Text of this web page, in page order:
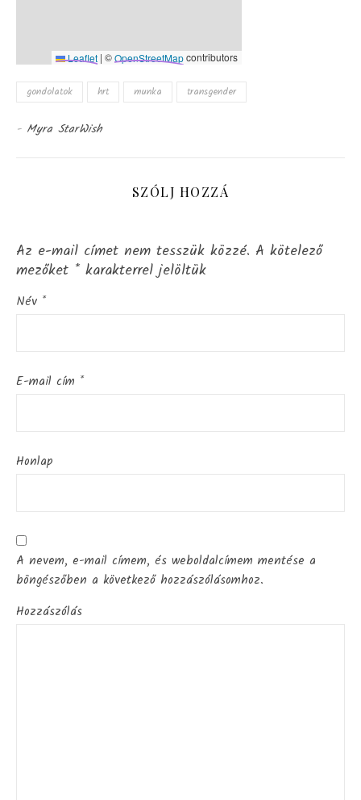
Leaflet | ©OpenStreetMapcontributors
gondolatok hrt munka transgender
- Myra StarWish
SZÓLJ HOZZÁ
Az e-mail címet nem tesszük közzé. A kötelező
mezőket * karakterrel jelöltük
Név *
E-mail cím *
Honlap
A nevem, e-mail címem, és weboldalcímem mentése a
böngészőben a következő hozzászólásomhoz.
Hozzászólás